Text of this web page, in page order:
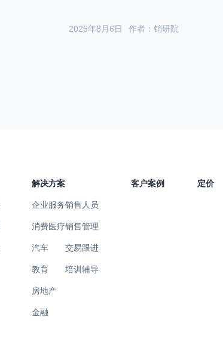
作者：销研院
2026年8月6日
解决方案
企业服务
消费医疗
汽车
教育
房地产
金融
销售人员
销售管理
交易跟进
培训辅导
客户案例 定价